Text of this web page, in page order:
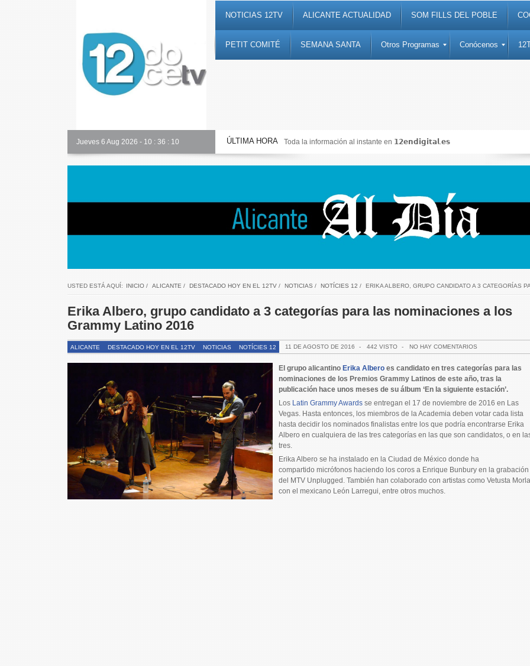
NOTICIAS 12TV ALICANTE ACTUALIDAD SOM FILLS DEL POBLE
PETIT COMITÉ SEMANA SANTA Otros Programas Conócenos
Jueves 6 Aug 2026 - 10 : 36 : 11 ÚLTIMA HORA
Toda la información al instante en 𝟭𝟮𝗲𝗻𝗱𝗶𝗴𝗶𝘁𝗮𝗹.𝗲𝘀 Noticias, debates, fiestas, cultura, ocio y entretenimiento
USTED ESTÁ AQUÍ: INICIO/ ALICANTE / DESTACADO HOY EN EL 12TV/ NOTICIAS / NOTÍCIES 12 / ERIKA ALBERO, GRUPO CANDIDATO A 3 CATEGORÍAS
Erika Albero, grupo candidato a 3 categorías para las nominaciones a los
Grammy Latino 2016
ALICANTE DESTACADO HOY EN EL 12TV NOTICIAS NOTÍCIES 12 11 DE AGOSTO DE 2016 - 442 VISTO - NO HAY COMENTARIOS
El grupo alicantino Erika Alberoes candidato en tres categorías para las
nominaciones de los Premios Grammy Latinos de este año, tras la
publicación hace unos meses de su álbum ‘En la siguiente estación’.
Los Latin Grammy Awardsse entregan el 17 de noviembre de 2016 en Las
Vegas. Hasta entonces, los miembros de la Academia deben votar cada lista
hasta decidir los nominados finalistas entre los que podría encontrarse Erika
Albero en cualquiera de las tres categorías en las que son candidatos, o en
tres.
Erika Albero se ha instalado en la Ciudad de México donde ha
compartido micrófonos haciendo los coros a Enrique Bunbury en la grabación
del MTV Unplugged. También han colaborado con artistas como Vetusta
con el mexicano León Larregui, entre otros muchos.